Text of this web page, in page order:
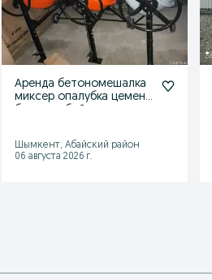
Аренда бетономешалка
миксер опалубка цемент
Шымкент, Абайский район
06 августа 2026 г.